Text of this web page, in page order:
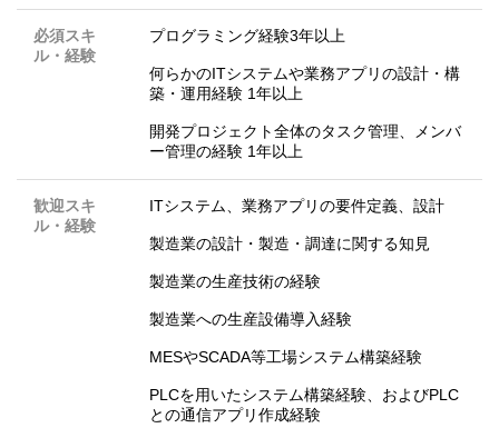
必須スキ
ル・経験
プログラミング経験3年以上
何らかのITシステムや業務アプリの設計・構
築・運用経験 1年以上
開発プロジェクト全体のタスク管理、メンバ
ー管理の経験 1年以上
歓迎スキ
ル・経験
ITシステム、業務アプリの要件定義、設計
製造業の設計・製造・調達に関する知見
製造業の生産技術の経験
製造業への生産設備導入経験
MESやSCADA等工場システム構築経験
PLCを用いたシステム構築経験、およびPLC
との通信アプリ作成経験